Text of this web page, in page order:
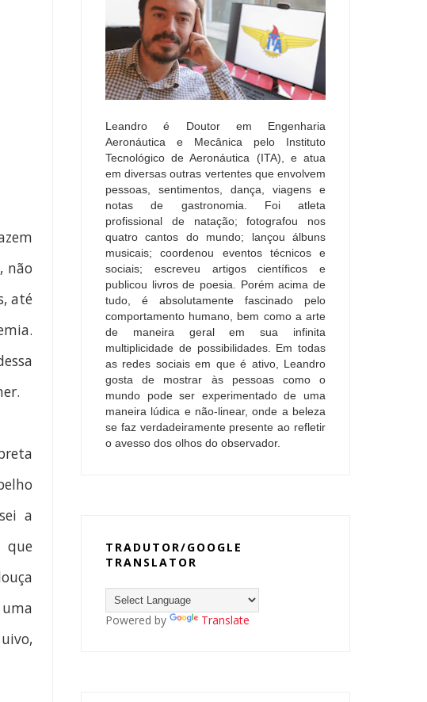
não
até
a
que
Leandro é Doutor em Engenharia
Aeronáutica e Mecânica pelo Instituto
Tecnológico de Aeronáutica (ITA), e atua
em diversas outras vertentes que envolvem
pessoas, sentimentos, dança, viagens e
notas de gastronomia. Foi atleta
profissional de natação; fotografou nos
quatro cantos do mundo; lançou álbuns
musicais; coordenou eventos técnicos e
sociais; escreveu artigos científicos e
publicou livros de poesia. Porém acima de
tudo, é absolutamente fascinado pelo
comportamento humano, bem como a arte
de maneira geral em sua infinita
multiplicidade de possibilidades. Em todas
as redes sociais em que é ativo, Leandro
gosta de mostrar às pessoas como o
mundo pode ser experimentado de uma
maneira lúdica e não-linear, onde a beleza
se faz verdadeiramente presente ao refletir
o avesso dos olhos do observador.
TRADUTOR/GOOGLE
TRANSLATOR
Powered by Translate